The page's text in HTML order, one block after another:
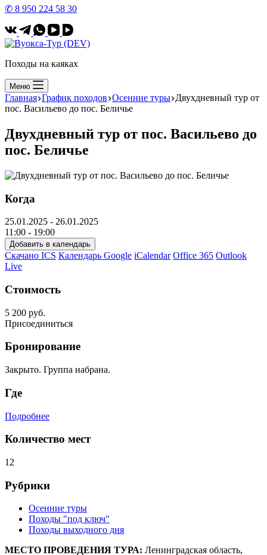
✆ 8 950 224 58 30
Походы на каяках
Меню
Главная График походов Осенние туры Двухдневный тур от
пос. Васильево до пос. Беличье
Двухдневный тур от пос. Васильево до
пос. Беличье
Когда
25.01.2025 - 26.01.2025
11:00 - 19:00
Добавить в календарь
Скачано ICS Календарь Google iCalendar Office 365 Outlook
Live
Стоимость
5 200 руб.
Присоединиться
Бронирование
Закрыто. Группа набрана.
Где
Подробнее
Количество мест
12
Рубрики
Осенние туры
Походы "под ключ"
Походы выходного дня
МЕСТО ПРОВЕДЕНИЯ ТУРА: Ленинградская область,